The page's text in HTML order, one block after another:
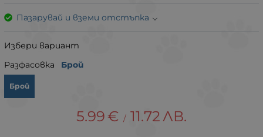
Пазарувай и вземи отстъпка
Избери вариант
Разфасовка
Брой
Брой
5.99 € / 11.72 ЛВ.